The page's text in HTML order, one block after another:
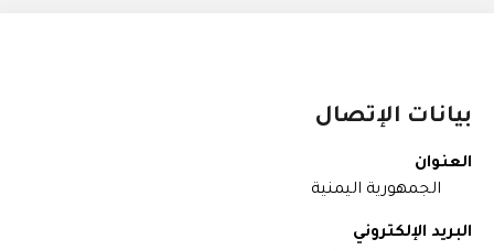
بيانات الإتصال
العنوان
الجمهورية اليمنية
البريد الإلكتروني